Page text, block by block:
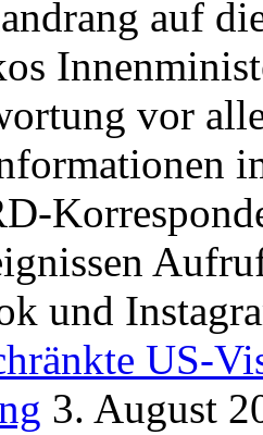
auf
vor
und
US-
3. August